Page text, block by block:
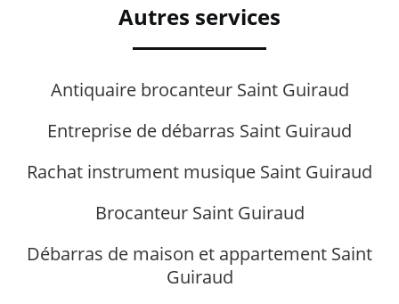
Autres services
Antiquaire brocanteur Saint Guiraud
Entreprise de débarras Saint Guiraud
Rachat instrument musique Saint Guiraud
Brocanteur Saint Guiraud
Débarras de maison et appartement Saint
Guiraud